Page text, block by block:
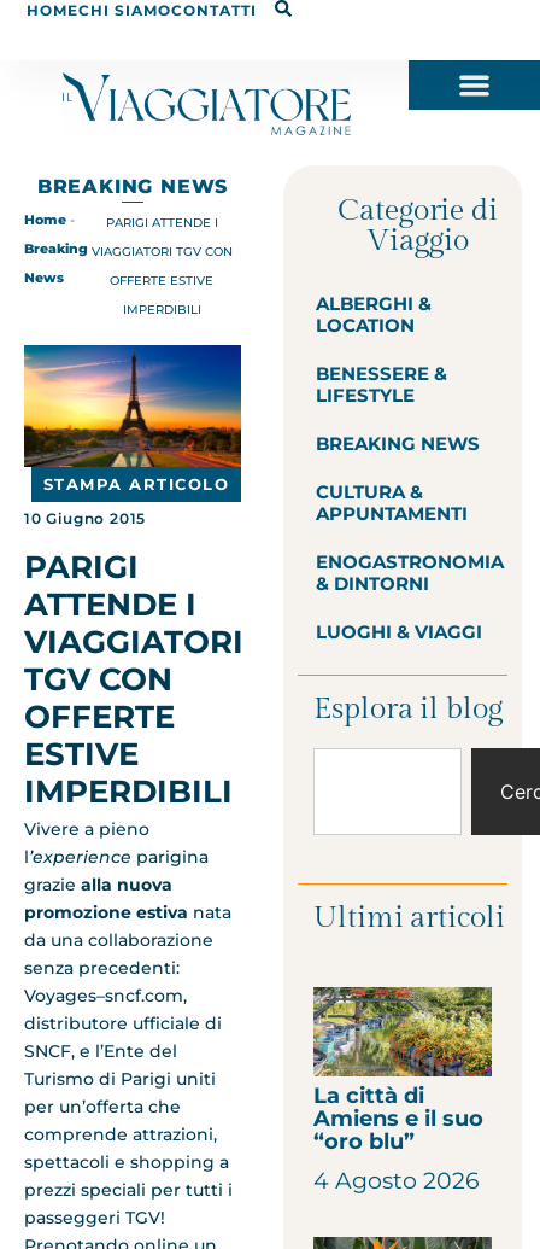
HOMECHI SIAMOCONTATTI
BREAKING NEWS
Home -
Breaking
News
PARIGI ATTENDE I
VIAGGIATORI TGV CON
OFFERTE ESTIVE
IMPERDIBILI
STAMPA ARTICOLO
10 Giugno 2015
PARIGI
ATTENDE I
VIAGGIATORI
TGV CON
OFFERTE
ESTIVE
IMPERDIBILI
Vivere a pieno
l’experience parigina
grazie alla nuova
promozione estiva nata
da una collaborazione
senza precedenti:
Voyages–sncf.com,
distributore ufficiale di
SNCF, e l’Ente del
Turismo di Parigi uniti
per un’offerta che
comprende attrazioni,
spettacoli e shopping a
prezzi speciali per tutti i
passeggeri TGV!
Categorie di
Viaggio
ALBERGHI &
LOCATION
BENESSERE &
LIFESTYLE
BREAKING NEWS
CULTURA &
APPUNTAMENTI
ENOGASTRONOMIA
& DINTORNI
LUOGHI & VIAGGI
Esplora il blog
Ultimi articoli
La città di
Amiens e il suo
“oro blu”
4 Agosto 2026